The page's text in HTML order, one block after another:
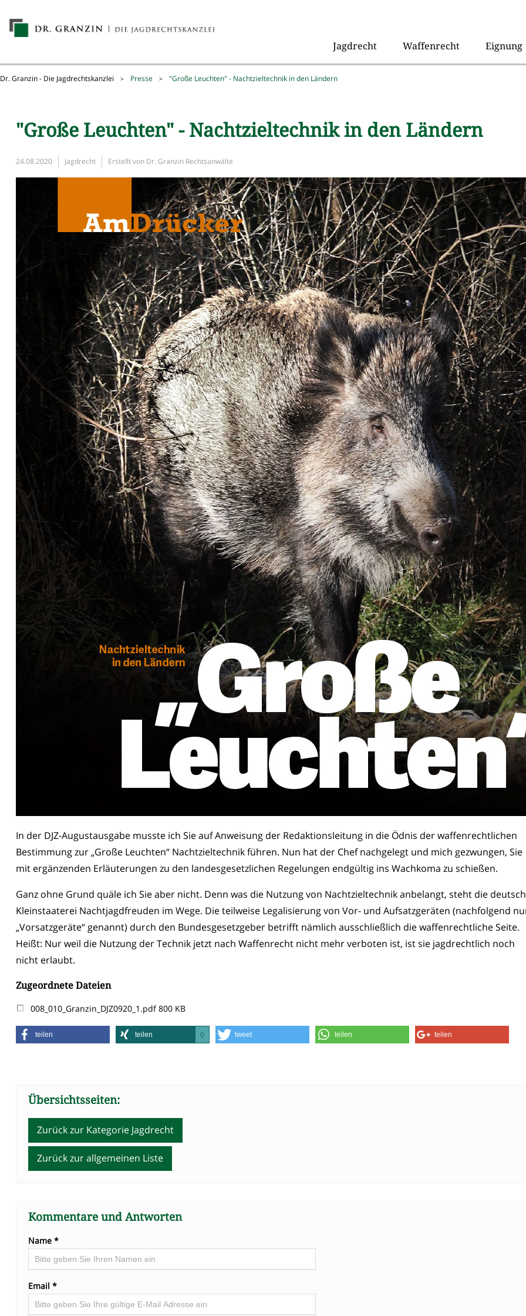
Jagdrecht Waffenrecht Eignung
Dr. Granzin - Die Jagdrechtskanzlei > Presse > "Große Leuchten" - Nachtzieltechnik in den Ländern
"Große Leuchten" - Nachtzieltechnik in den Ländern
24.08.2020 Jagdrecht Erstellt von Dr. Granzin Rechtsanwälte
In der DJZ-Augustausgabe musste ich Sie auf Anweisung der Redaktionsleitung in die Ödnis der waffenrechtlichen
Bestimmung zur „Große Leuchten“ Nachtzieltechnik führen. Nun hat der Chef nachgelegt und mich gezwungen, Sie
mit ergänzenden Erläuterungen zu den landesgesetzlichen Regelungen endgültig ins Wachkoma zu schießen.
Ganz ohne Grund quäle ich Sie aber nicht. Denn was die Nutzung von Nachtzieltechnik anbelangt, steht die
Kleinstaaterei Nachtjagdfreuden im Wege. Die teilweise Legalisierung von Vor- und Aufsatzgeräten (nachfolgend
„Vorsatzgeräte“ genannt) durch den Bundesgesetzgeber betrifft nämlich ausschließlich die waffenrechtliche Seite.
Heißt: Nur weil die Nutzung der Technik jetzt nach Waffenrecht nicht mehr verboten ist, ist sie jagdrechtlich noch
nicht erlaubt.
Zugeordnete Dateien
008_010_Granzin_DJZ0920_1.pdf800 KB
teilen teilen 0 tweet teilen teilen
Übersichtsseiten:
Zurück zur Kategorie Jagdrecht
Zurück zur allgemeinen Liste
Kommentare und Antworten
Name *
Email *